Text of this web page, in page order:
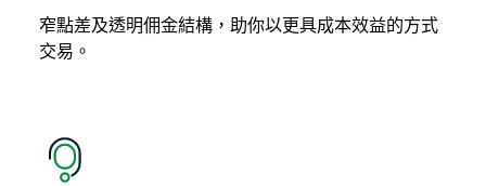
窄點差及透明佣金結構，助你以更具成本效益的方式
交易。